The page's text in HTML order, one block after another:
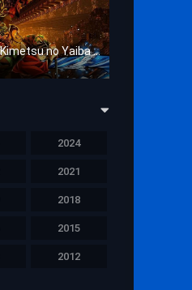
Guardianes de la noche: Kimetsu no Yaiba La fortaleza infinita
2024
2021
2018
2015
2012